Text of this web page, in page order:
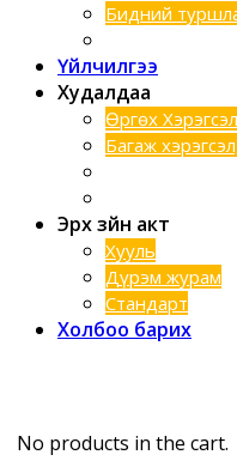
Бидний
Үйлчилгээ
Худалдаа
Өргөх
Багаж
Эрх зүйн акт
Хууль
Дүрэм журам
Стандарт
Холбоо барих
No products in the cart.